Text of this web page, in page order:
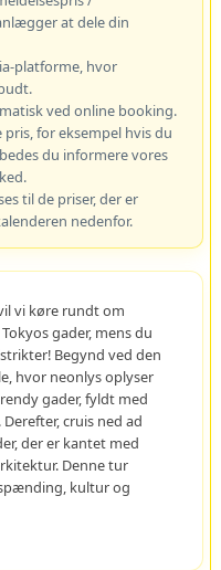
at dele din
platforme, hvor
ved online booking.
for eksempel hvis du
du informere vores
til de priser, der er
nedenfor.
vi køre rundt om
gader, mens du
Begynd ved den
hvor neonlys oplyser
gader, fyldt med
cruis ned ad
der er kantet med
Denne tur
kultur og